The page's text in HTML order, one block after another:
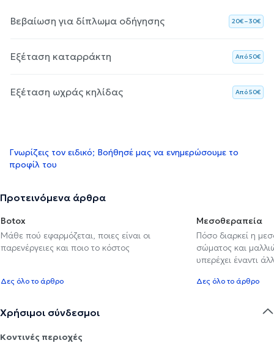
Βεβαίωση για δίπλωμα οδήγησης 20€ – 30€
Εξέταση καταρράκτη Aπό 50€
Εξέταση ωχράς κηλίδας Aπό 50€
Γνωρίζεις τον ειδικό; Βοήθησέ μας να ενημερώσουμε το
προφίλ του
Προτεινόμενα άρθρα
Botox
Μάθε πού εφαρμόζεται, ποιες είναι οι
παρενέργειες και ποιο το κόστος
Δες όλο το άρθρο
Μεσοθεραπεία
Πόσο διαρκεί η
σώματος και
υπερέχει έναντι
Δες όλο το άρθρο
Χρήσιμοι σύνδεσμοι
Κοντινές περιοχές